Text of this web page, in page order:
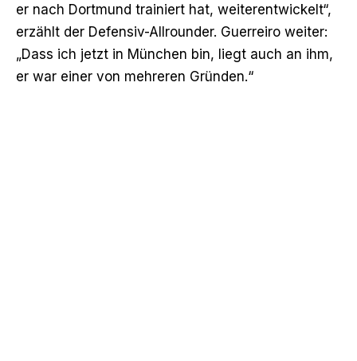
er nach Dortmund trainiert hat, weiterentwickelt“,
erzählt der Defensiv-Allrounder. Guerreiro weiter:
„Dass ich jetzt in München bin, liegt auch an ihm,
er war einer von mehreren Gründen.“